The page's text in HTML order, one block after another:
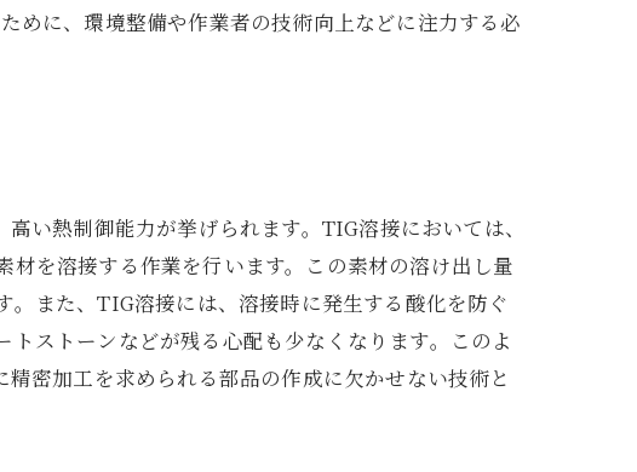
めに、環境整備や作業者の技術向上などに注力する必
い熱制御能力が挙げられます。TIG溶接においては、
を溶接する作業を行います。この素材の溶け出し量
また、TIG溶接には、溶接時に発生する酸化を防ぐ
ストーンなどが残る心配も少なくなります。このよ
密加工を求められる部品の作成に欠かせない技術と